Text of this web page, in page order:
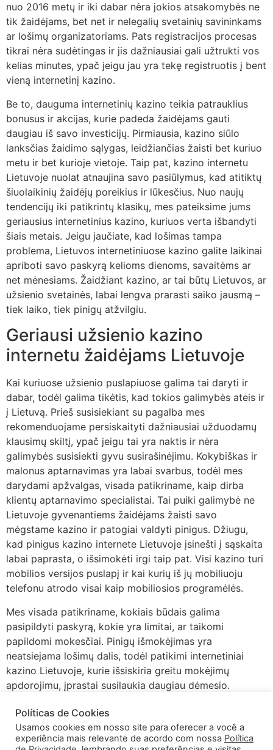
nuo 2016 metų ir iki dabar nėra jokios atsakomybės ne
tik žaidėjams, bet net ir nelegalių svetainių savininkams
ar lošimų organizatoriams. Pats registracijos procesas
tikrai nėra sudėtingas ir jis dažniausiai gali užtrukti vos
kelias minutes, ypač jeigu jau yra tekę registruotis į bent
vieną internetinį kazino.
Be to, dauguma internetinių kazino teikia patrauklius
bonusus ir akcijas, kurie padeda žaidėjams gauti
daugiau iš savo investicijų. Pirmiausia, kazino siūlo
lanksčias žaidimo sąlygas, leidžiančias žaisti bet kuriuo
metu ir bet kurioje vietoje. Taip pat, kazino internetu
Lietuvoje nuolat atnaujina savo pasiūlymus, kad atitiktų
šiuolaikinių žaidėjų poreikius ir lūkesčius. Nuo naujų
tendencijų iki patikrintų klasikų, mes pateiksime jums
geriausius internetinius kazino, kuriuos verta išbandyti
šiais metais. Jeigu jaučiate, kad lošimas tampa
problema, Lietuvos internetiniuose kazino galite laikinai
apriboti savo paskyrą kelioms dienoms, savaitėms ar
net mėnesiams. Žaidžiant kazino, ar tai būtų Lietuvos, ar
užsienio svetainės, labai lengva prarasti saiko jausmą –
tiek laiko, tiek pinigų atžvilgiu.
Geriausi užsienio kazino
internetu žaidėjams Lietuvoje
Kai kuriuose užsienio puslapiuose galima tai daryti ir
dabar, todėl galima tikėtis, kad tokios galimybės ateis ir
į Lietuvą. Prieš susisiekiant su pagalba mes
rekomenduojame persiskaityti dažniausiai užduodamų
klausimų skiltį, ypač jeigu tai yra naktis ir nėra
galimybės susisiekti gyvu susirašinėjimu. Kokybiškas ir
malonus aptarnavimas yra labai svarbus, todėl mes
darydami apžvalgas, visada patikriname, kaip dirba
klientų aptarnavimo specialistai. Tai puiki galimybė ne
Lietuvoje gyvenantiems žaidėjams žaisti savo
mėgstame kazino ir patogiai valdyti pinigus. Džiugu,
kad pinigus kazino internete Lietuvoje įsinešti į sąskaita
labai paprasta, o išsimokėti irgi taip pat. Visi kazino turi
mobilios versijos puslapį ir kai kurių iš jų mobiliuoju
telefonu atrodo visai kaip mobiliosios programėlės.
Mes visada patikriname, kokiais būdais galima
pasipildyti paskyrą, kokie yra limitai, ar taikomi
papildomi mokesčiai. Pinigų išmokėjimas yra
neatsiejama lošimų dalis, todėl patikimi internetiniai
kazino Lietuvoje, kurie išsiskiria greitu mokėjimų
apdorojimu, įprastai susilaukia daugiau dėmesio.
kokiais programinės įrangos tiekėjais yra
bendradarbiaujama ir kokia yra žaidimų pasiūla.
Lietuvoje lošimų licenciją išduoda lošimų priežiūros
Políticas de Cookies
Usamos cookies em nosso site para oferecer a você a
experiência mais relevante de acordo com nossa Política